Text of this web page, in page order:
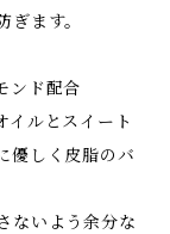
ます。
ンド配合
イルとスイート
優しく皮脂のバ
ないよう余分な